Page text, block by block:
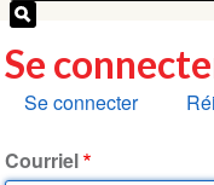
Se
Onglets
Se connecter
Courriel